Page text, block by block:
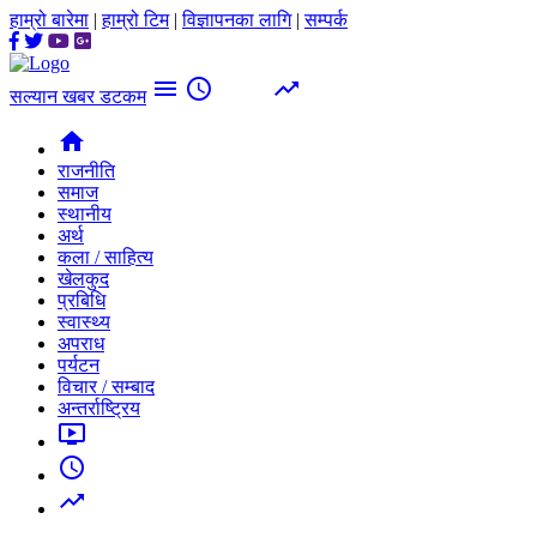
हाम्रो बारेमा |हाम्रो टिम|विज्ञापनका लागि|सम्पर्क
सल्यान खबर डटकम menu access_time
trending_up
home
राजनीति
समाज
स्थानीय
अर्थ
कला / साहित्य
खेलकुद
प्रबिधि
स्वास्थ्य
अपराध
पर्यटन
विचार / सम्बाद
अन्तर्राष्ट्रिय
ondemand_video
access_time
trending_up